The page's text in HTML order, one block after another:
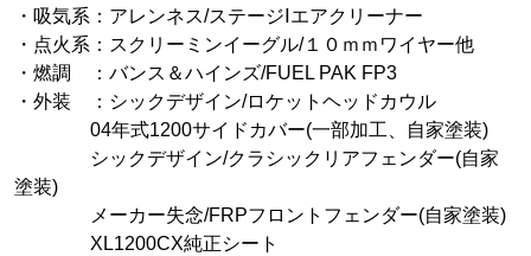
・吸気系：アレンネス/ステージⅠエアクリーナー
・点火系：スクリーミンイーグル/１０ｍｍワイヤー他
・燃調 ：バンス＆ハインズ/FUEL PAK FP3
・外装 ：シックデザイン/ロケットヘッドカウル
04年式1200サイドカバー(一部加工、自家塗装)
シックデザイン/クラシックリアフェンダー(自家
塗装)
メーカー失念/FRPフロントフェンダー(自家塗装)
XL1200CX純正シート